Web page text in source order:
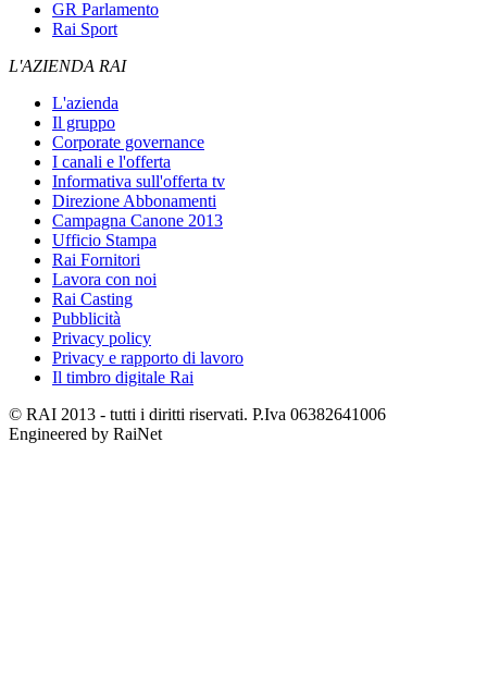
GR Parlamento
Rai Sport
L'AZIENDA RAI
L'azienda
Il gruppo
Corporate governance
I canali e l'offerta
Informativa sull'offerta tv
Direzione Abbonamenti
Campagna Canone 2013
Ufficio Stampa
Rai Fornitori
Lavora con noi
Rai Casting
Pubblicità
Privacy policy
Privacy e rapporto di lavoro
Il timbro digitale Rai
© RAI 2013 - tutti i diritti riservati. P.Iva 06382641006
Engineered by RaiNet